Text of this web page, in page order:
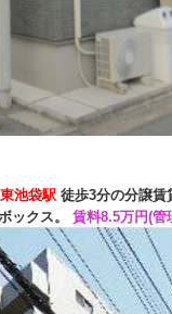
池袋駅 徒歩3分の分譲賃
ックス。
賃料8.5万円(管